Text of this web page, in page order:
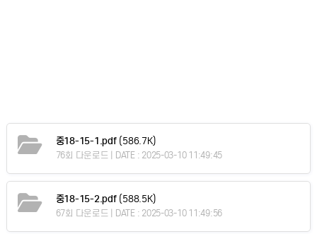
중18-15-1.pdf(586.7K)
76회 다운로드 | DATE : 2025-03-10 11:49:45
중18-15-2.pdf(588.5K)
67회 다운로드 | DATE : 2025-03-10 11:49:56